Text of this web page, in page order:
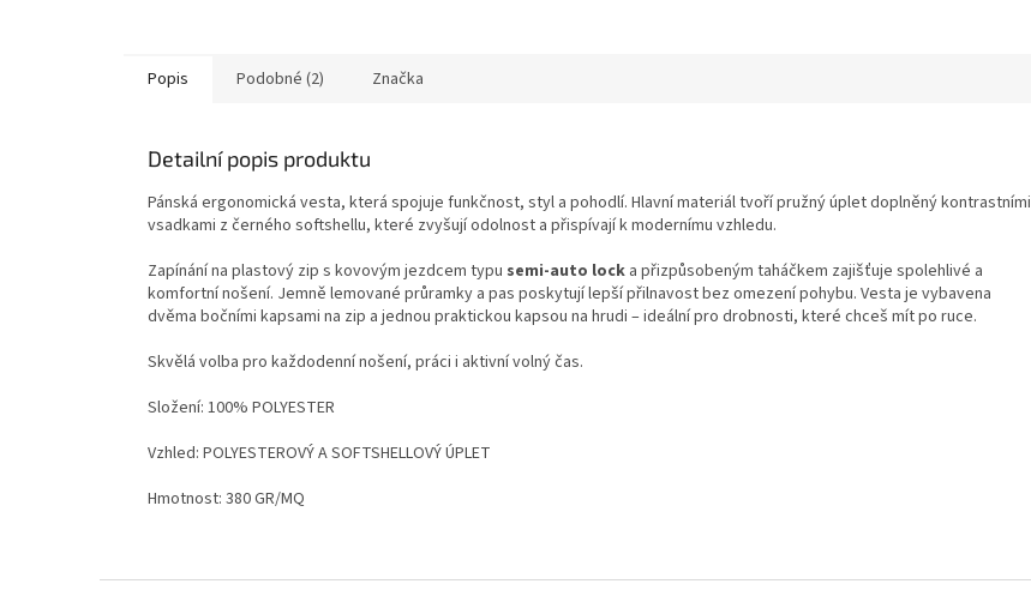
Popis Podobné (2) Značka
Detailní popis produktu
Pánská ergonomická vesta, která spojuje funkčnost, styl a pohodlí. Hlavní materiál tvoří pružný úplet doplněný kontrastními
vsadkami z černého softshellu, které zvyšují odolnost a přispívají k modernímu vzhledu.
Zapínání na plastový zip s kovovým jezdcem typu semi-auto lock a přizpůsobeným taháčkem zajišťuje spolehlivé a
komfortní nošení. Jemně lemované průramky a pas poskytují lepší přilnavost bez omezení pohybu. Vesta je vybavena
dvěma bočními kapsami na zip a jednou praktickou kapsou na hrudi – ideální pro drobnosti, které chceš mít po ruce.
Skvělá volba pro každodenní nošení, práci i aktivní volný čas.
Složení: 100% POLYESTER
Vzhled: POLYESTEROVÝ A SOFTSHELLOVÝ ÚPLET
Hmotnost: 380 GR/MQ